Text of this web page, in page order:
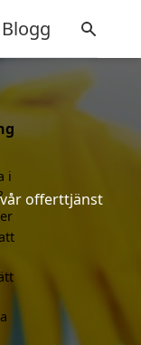
Blogg
offerttjänst
i